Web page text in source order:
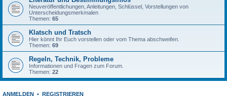
Neuveröffentlichungen, Anleitungen, Schlüssel, Vorstellungen von
Unterscheidungsmerkmalen
Themen: 65
Klatsch und Tratsch
Hier könnt Ihr Euch vorstellen oder vom Thema abschweifen.
Themen: 69
Regeln, Technik, Probleme
Informationen und Fragen zum Forum.
Themen: 22
ANMELDEN • REGISTRIEREN